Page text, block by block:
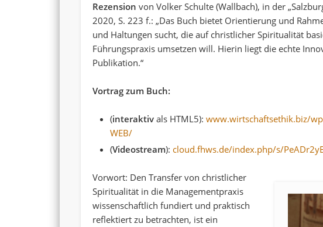
Rezension von Volker Schulte (Wallbach), in der
2020, S. 223 f.: „Das Buch bietet Orientierung und
und Haltungen sucht, die auf christlicher Spiritualität
Führungspraxis umsetzen will. Hierin liegt die echte
Publikation.“
Vortrag zum Buch:
(interaktiv als HTML5):www.wirtschaftsethik.biz/
WEB/
(Videostream): cloud.fhws.de/index.php/s/
Vorwort: Den Transfer von christlicher
Spiritualität in die Managementpraxis
wissenschaftlich fundiert und praktisch
reflektiert zu betrachten, ist ein